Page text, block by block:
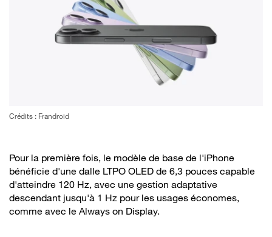
Crédits : Frandroid
Pour la première fois, le modèle de base de l'iPhone
bénéficie d'une dalle LTPO OLED de 6,3 pouces capable
d'atteindre 120 Hz, avec une gestion adaptative
descendant jusqu'à 1 Hz pour les usages économes,
comme avec le Always on Display.